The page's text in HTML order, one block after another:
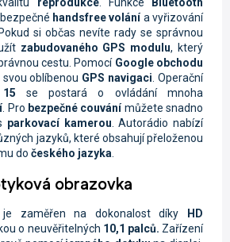
handsfree volánía vyřizování
si občas nevíte rady se správnou
zabudovaného GPS modulu, který
cestu. PomocíGoogle obchodu
oblíbenou GPS navigaci . Operační
se postará o ovládání mnoha
. Pro bezpečné couvánímůžete snadno
parkovací kamerou . Autorádio nabízí
jazyků, které obsahují přeloženou
do českého jazyka
obrazovka
je zaměřen na dokonalost díky
HD
o neuvěřitelných 10,1 palců. Zařízení